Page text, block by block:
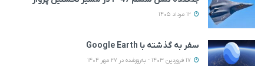
سفر به گذشته با Google Earth